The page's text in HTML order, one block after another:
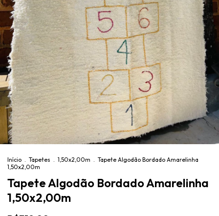
Início . Tapetes . 1,50x2,00m . Tapete Algodão Bordado Amarelinha
1,50x2,00m
Tapete Algodão Bordado Amarelinha
1,50x2,00m